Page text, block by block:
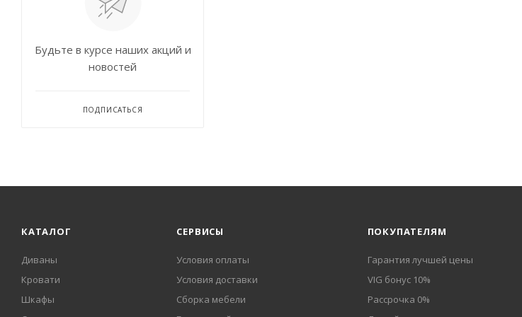
Будьте в курсе наших акций и
новостей
ПОДПИСАТЬСЯ
КАТАЛОГ
Диваны
Кровати
Шкафы
СЕРВИСЫ
Условия оплаты
Условия доставки
Сборка мебели
ПОКУПАТЕЛЯМ
Гарантия лучшей цены
VIG бонус 10%
Рассрочка 0%